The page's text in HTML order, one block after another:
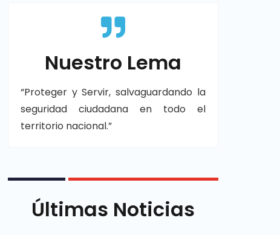
Nuestro Lema
“Proteger y Servir, salvaguardando la
seguridad ciudadana en todo el
territorio nacional.”
Últimas Noticias